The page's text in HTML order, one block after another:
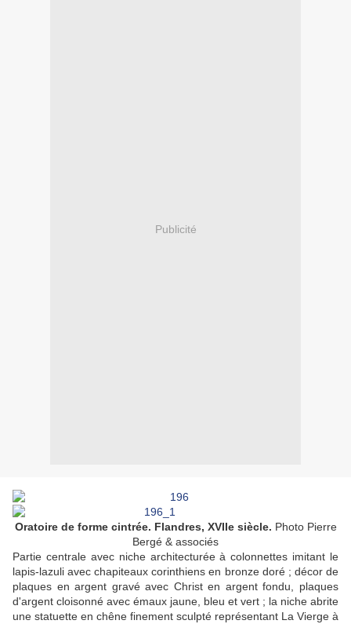
Publicité
Oratoire de forme cintrée. Flandres, XVIIe siècle. Photo Pierre
Bergé & associés
Partie centrale avec niche architecturée à colonnettes imitant le
lapis-lazuli avec chapiteaux corinthiens en bronze doré ; décor de
plaques en argent gravé avec Christ en argent fondu, plaques
d'argent cloisonné avec émaux jaune, bleu et vert ; la niche abrite
une statuette en chêne finement sculpté représentant La Vierge à